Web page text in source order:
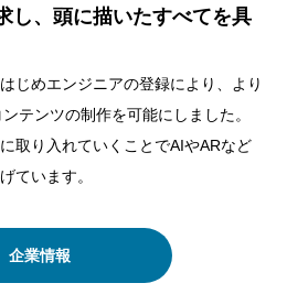
し、頭に描いたすべてを具
じめエンジニアの登録により、より
テンツの制作を可能にしました。
取り入れていくことでAIやARなど
ています。
企業情報
”をテーマに、Meliusは取
来の技術やできなかったことを自分
VISIONとしています。
格に。さらにクオリティを
にコンテンツ内容を上げていけるよ
す。